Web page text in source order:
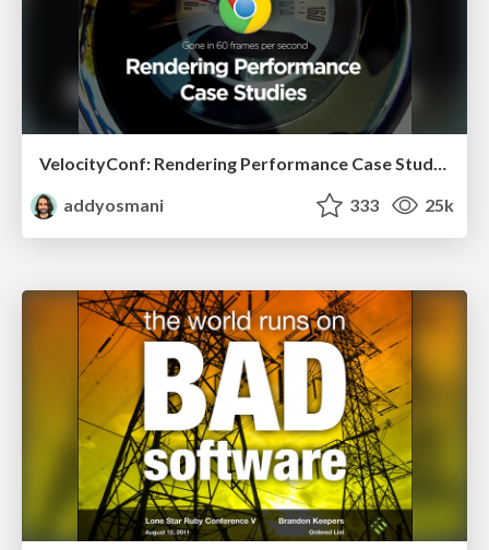
VelocityConf: Rendering Performance Case Studies
addyosmani
333 25k